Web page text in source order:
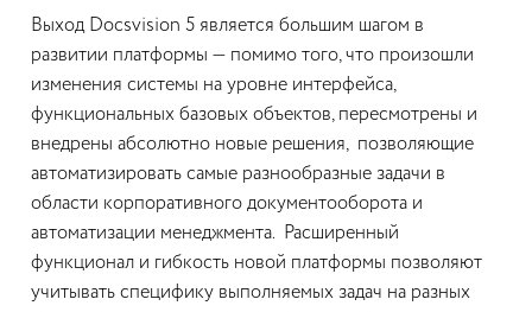
Выход Docsvision 5 является большим шагом в
развитии платформы — помимо того, что произошли
изменения системы на уровне интерфейса,
функциональных базовых объектов, пересмотрены и
внедрены абсолютно новые решения, позволяющие
автоматизировать самые разнообразные задачи в
области корпоративного документооборота и
автоматизации менеджмента. Расширенный
функционал и гибкость новой платформы позволяют
учитывать специфику выполняемых задач на разных